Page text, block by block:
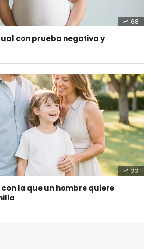
68
con prueba negativa y
22
la que un hombre quiere